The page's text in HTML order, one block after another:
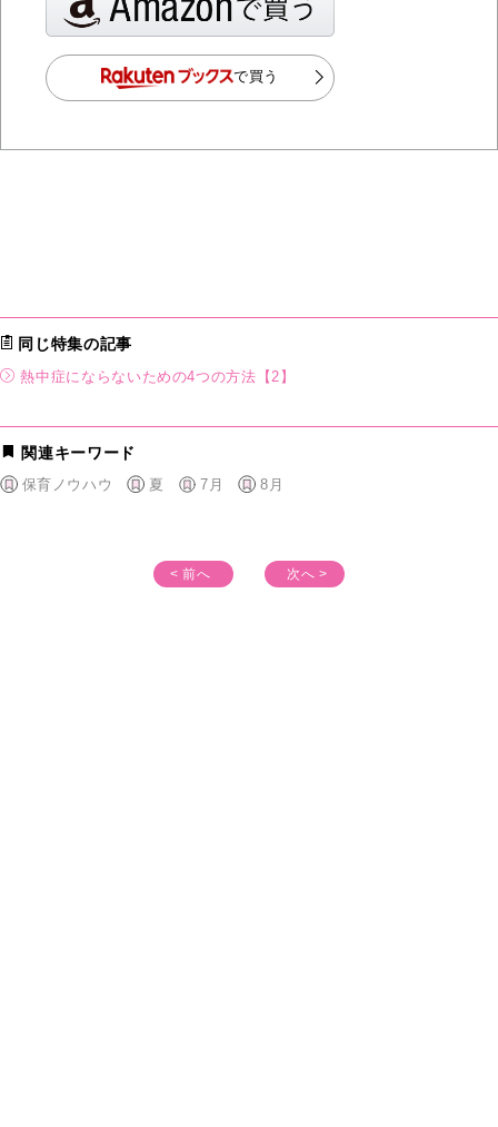
で買う
同じ特集の記事
熱中症にならないための4つの方法【2】
関連キーワード
保育ノウハウ 夏 7月 8月
< 前へ 次へ >